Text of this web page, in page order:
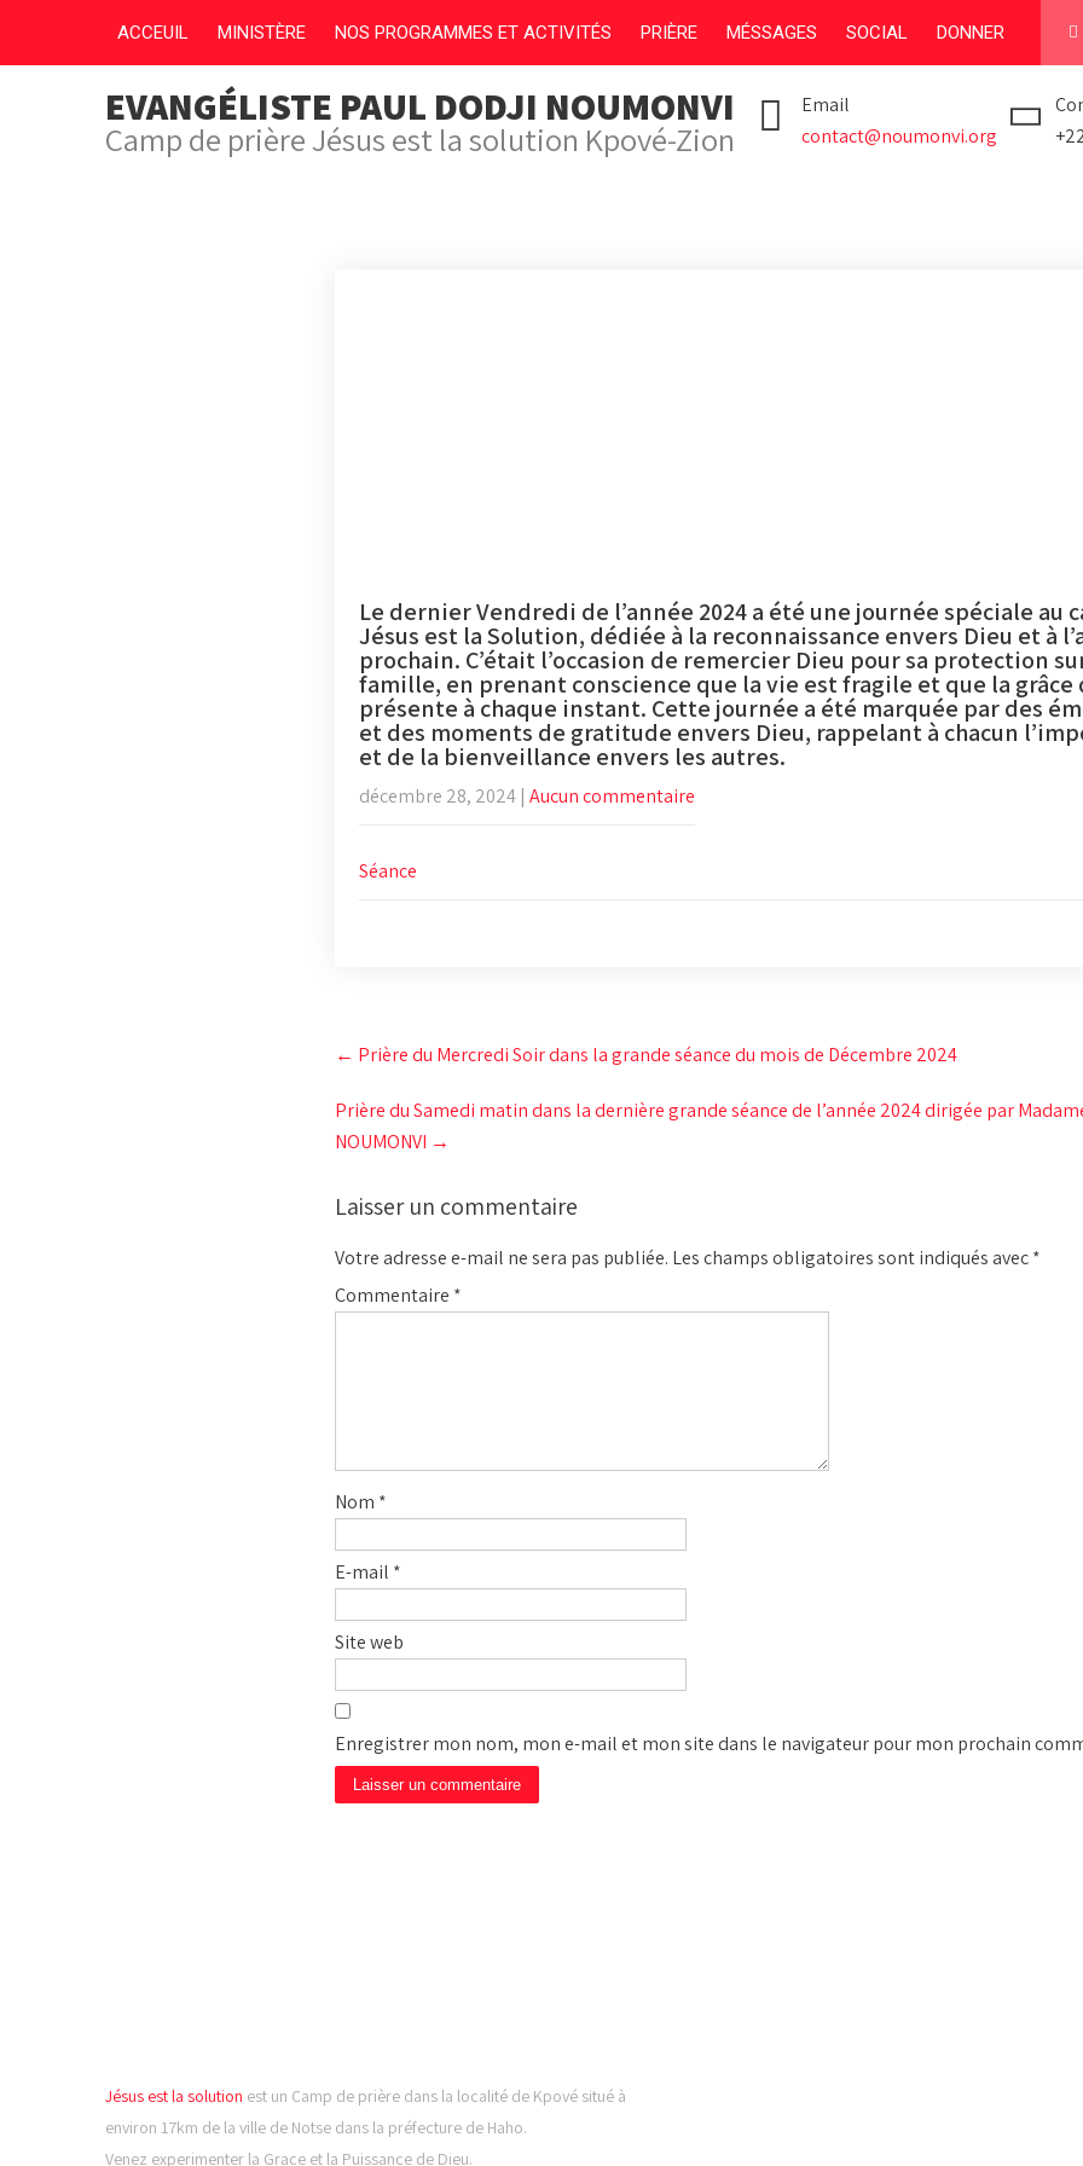
ACCEUIL MINISTÈRE NOS PROGRAMMES ET ACTIVITÉS PRIÈRE MÉSSAGES SOCIAL DONNER
EVANGÉLISTE PAUL DODJI NOUMONVI
Camp de prière Jésus est la solution Kpové-Zion
Email
contact@noumonvi.org
Le dernier Vendredi de l’année 2024 a été une journée spéciale au
Jésus est la Solution, dédiée à la reconnaissance envers Dieu et à
prochain. C’était l’occasion de remercier Dieu pour sa protection
famille, en prenant conscience que la vie est fragile et que la
présente à chaque instant. Cette journée a été marquée par des
et des moments de gratitude envers Dieu, rappelant à chacun
et de la bienveillance envers les autres.
décembre 28, 2024 | Aucun commentaire
Séance
Post
navigation
← Prière du Mercredi Soir dans la grande séance du mois de Décembre 2024
Prière du Samedi matin dans la dernière grande séance de l’année 2024 dirigée par
NOUMONVI →
Laisser un commentaire
Votre adresse e-mail ne sera pas publiée. Les champs obligatoires sont indiqués avec*
Commentaire *
Nom *
E-mail *
Site web
Enregistrer mon nom, mon e-mail et mon site dans le navigateur pour mon prochain
Jésus est la solution est un Camp de prière dans la localité de Kpové situé à
environ 17km de la ville de Notse dans la préfecture de Haho.
Venez experimenter la Grace et la Puissance de Dieu.